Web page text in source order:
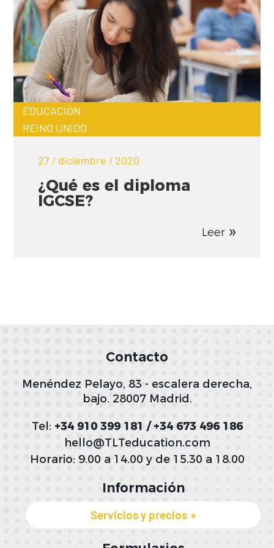
EDUCACIÓN
REINO UNIDO
27 / diciembre / 2020
¿Qué es el diploma
IGCSE?
Leer
Contacto
Menéndez Pelayo, 83 - escalera derecha,
bajo. 28007 Madrid.
Tel: +34 910 399 181 / +34 673 496 186
hello@TLTeducation.com
Horario: 9.00 a 14.00 y de 15.30 a 18.00
Información
Servicios y precios